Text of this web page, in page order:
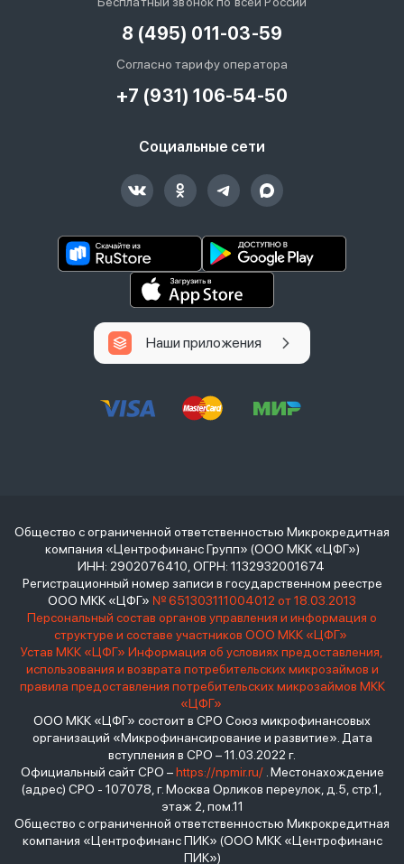
8 (495) 011-03-59
Согласно тарифу оператора
+7 (931) 106-54-50
Социальные сети
Наши приложения
Общество с ограниченной ответственностью Микрокредитная
компания «Центрофинанс Групп» (ООО МКК «ЦФГ»)
ИНН: 2902076410, ОГРН: 1132932001674
Регистрационный номер записи в государственном реестре
ООО МКК «ЦФГ» № 651303111004012 от 18.03.2013
Персональный состав органов управления и информация о
структуре и составе участников ООО МКК «ЦФГ»
Устав МКК «ЦФГ» Информация об условиях предоставления,
использования и возврата потребительских микрозаймов и
правила предоставления потребительских микрозаймов МКК
«ЦФГ»
ООО МКК «ЦФГ» состоит в СРО Союз микрофинансовых
организаций «Микрофинансирование и развитие». Дата
вступления в СРО – 11.03.2022 г.
Официальный сайт СРО –https://npmir.ru/. Местонахождение
(адрес) СРО - 107078, г. Москва Орликов переулок, д.5, стр.1,
этаж 2, пом.11
Общество с ограниченной ответственностью Микрокредитная
компания «Центрофинанс ПИК» (ООО МКК «Центрофинанс
ПИК»)